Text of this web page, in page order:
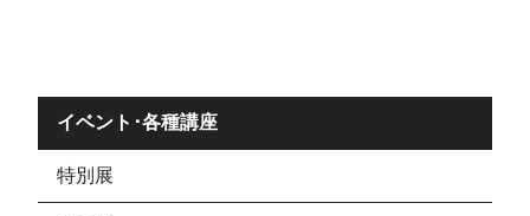
イベント･各種講座
特別展